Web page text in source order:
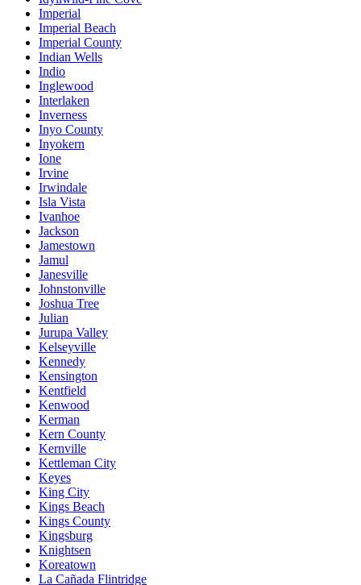
Imperial
Imperial Beach
Imperial County
Indian Wells
Indio
Inglewood
Interlaken
Inverness
Inyo County
Inyokern
Ione
Irvine
Irwindale
Isla Vista
Ivanhoe
Jackson
Jamestown
Jamul
Janesville
Johnstonville
Joshua Tree
Julian
Jurupa Valley
Kelseyville
Kennedy
Kensington
Kentfield
Kenwood
Kerman
Kern County
Kernville
Kettleman City
Keyes
King City
Kings Beach
Kings County
Kingsburg
Knightsen
Koreatown
La Cañada Flintridge